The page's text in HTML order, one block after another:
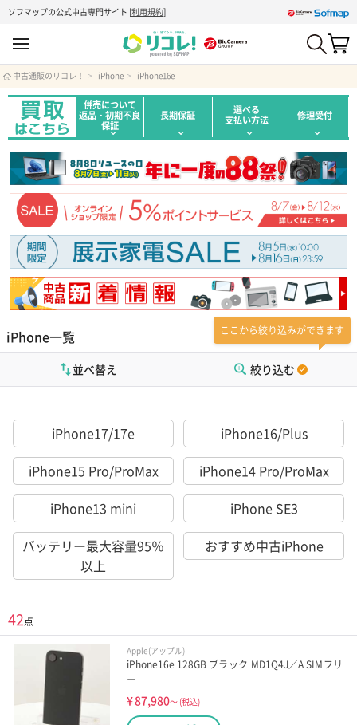
ソフマップの公式中古専門サイト [利用規約]
中古通販のリコレ！ iPhone iPhone16e
併売について
返品・初期不良
保証
長期保証 選べる
支払い方法 修理受付
iPhone一覧 ここから絞り込みができます
絞り込む
並べ替え
iPhone17/17e
iPhone16/Plus
iPhone15 Pro/ProMax
iPhone14 Pro/ProMax
iPhone13 mini
iPhone SE3
バッテリー最大容量95％
以上
おすすめ中古iPhone
42点
Apple(アップル)
iPhone16e 128GB ブラック MD1Q4J／A SIMフリ
ー
¥87,980～ (税込)